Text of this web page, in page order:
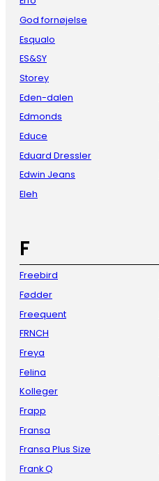
God fornøjelse
Esqualo
ES&SY
Storey
Eden-dalen
Edmonds
Educe
Eduard Dressler
Edwin Jeans
Eleh
F
Freebird
Fødder
Freequent
FRNCH
Freya
Felina
Kolleger
Frapp
Fransa
Fransa Plus Size
Frank Q